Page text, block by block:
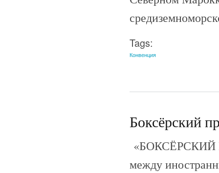
Tags:
Конвенция
Боксёрский
«БОКСЁРСКИЙ
между